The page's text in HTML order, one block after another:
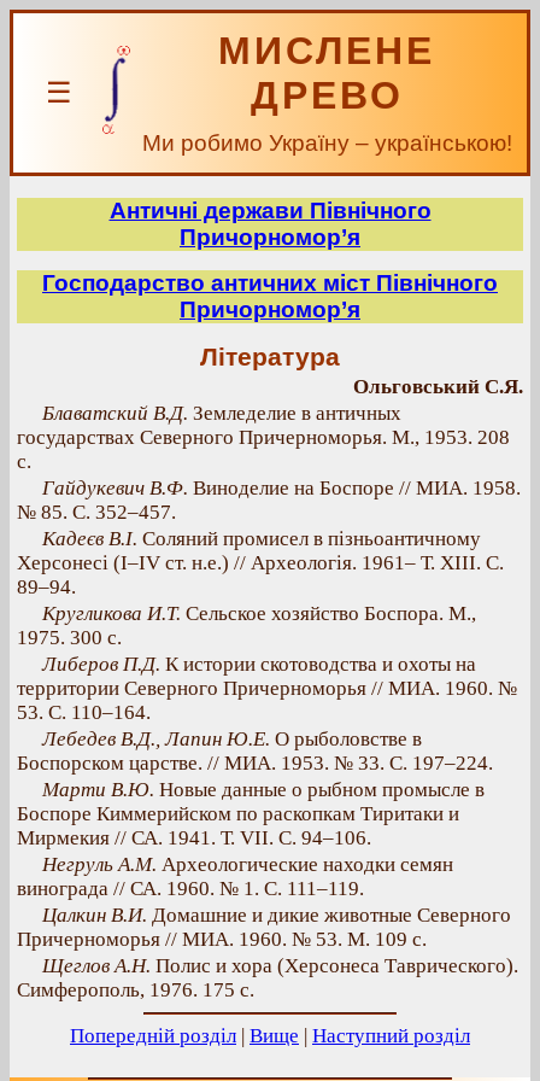
☰
МИСЛЕНЕ
ДРЕВО
Ми робимо Україну – українською!
Античні держави Північного
Причорномор’я
Господарство античних міст Північного
Причорномор’я
Література
Ольговський С.Я.
Блаватский В.Д. Земледелие в античных
государствах Северного Причерноморья. М., 1953. 208
с.
Гайдукевич В.Ф. Виноделие на Боспоре // МИА. 1958.
№ 85. С. 352–457.
Кадеєв В.І. Соляний промисел в пізньоантичному
Херсонесі (І–IV ст. н.е.) // Археологія. 1961– Т. ХІІІ. С.
89–94.
Кругликова И.Т. Сельское хозяйство Боспора. М.,
1975. 300 с.
Либеров П.Д. К истории скотоводства и охоты на
территории Северного Причерноморья // МИА. 1960. №
53. С. 110–164.
Лебедев В.Д., Лапин Ю.Е. О рыболовстве в
Боспорском царстве. // МИА. 1953. № 33. С. 197–224.
Марти В.Ю. Новые данные о рыбном промысле в
Боспоре Киммерийском по раскопкам Тиритаки и
Мирмекия // СА. 1941. Т. VII. С. 94–106.
Негруль А.М. Археологические находки семян
винограда // СА. 1960. № 1. С. 111–119.
Цалкин В.И. Домашние и дикие животные Северного
Причерноморья // МИА. 1960. № 53. М. 109 с.
Щеглов А.Н. Полис и хора (Херсонеса Таврического).
Симферополь, 1976. 175 с.
Попередній розділ | Вище | Наступний розділ